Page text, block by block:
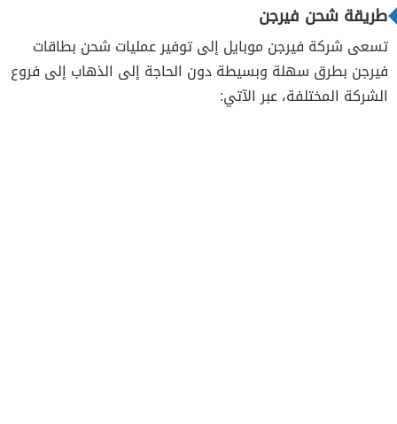
طريقة شحن فيرجن
تسعى شركة فيرجن موبايل إلى توفير عمليات شحن بطاقات
فيرجن بطرق سهلة وبسيطة دون الحاجة إلى الذهاب إلى فروع
الشركة المختلفة، عبر الآتي: